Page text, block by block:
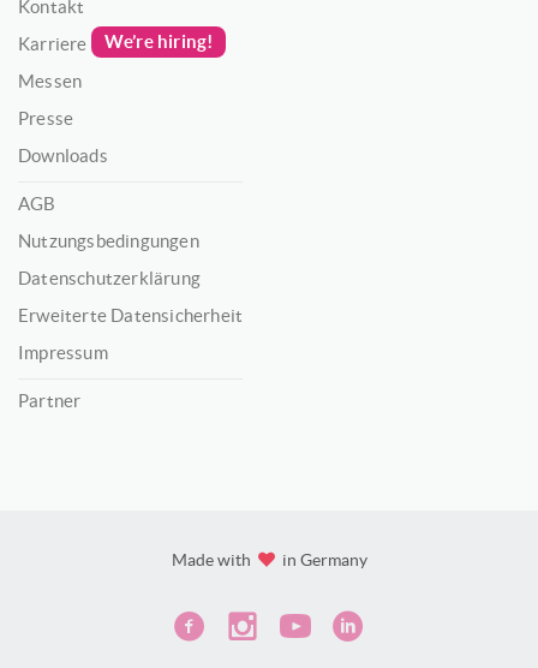
Kontakt
Karriere
We’re hiring!
Messen
Presse
Downloads
AGB
Nutzungsbedingungen
Datenschutzerklärung
Erweiterte Datensicherheit
Impressum
Partner
Made with in Germany